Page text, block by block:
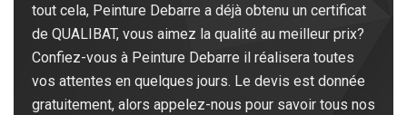
tout cela, Peinture Debarre a déjà obtenu un certificat
de QUALIBAT, vous aimez la qualité au meilleur prix?
Confiez-vous à Peinture Debarre il réalisera toutes
vos attentes en quelques jours. Le devis est donnée
gratuitement, alors appelez-nous pour savoir tous nos